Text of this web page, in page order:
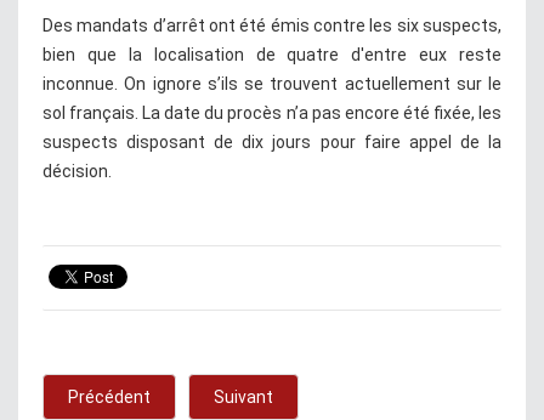
Des mandats d’arrêt ont été émis contre les six suspects,
bien que la localisation de quatre d'entre eux reste
inconnue. On ignore s’ils se trouvent actuellement sur le
sol français. La date du procès n’a pas encore été fixée, les
suspects disposant de dix jours pour faire appel de la
décision.
Précédent Suivant